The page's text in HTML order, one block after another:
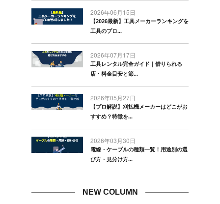
2026年06月15日
【2026最新】工具メーカーランキングを
工具のプロ...
2026年07月17日
工具レンタル完全ガイド｜借りられる
店・料金目安と節...
2026年05月27日
【プロ解説】刈払機メーカーはどこがお
すすめ？特徴を...
2026年03月30日
電線・ケーブルの種類一覧！用途別の選
び方・見分け方...
NEW COLUMN